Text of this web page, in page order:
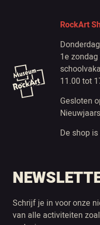
RockArt
1e
11.00 tot
Gesloten
De shop
Schrijf je in voor onze
van alle activiteiten